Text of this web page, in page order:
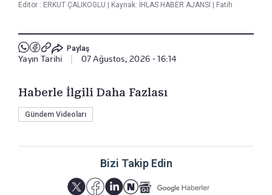
Editör : ERKUT ÇALIKOGLU Kaynak: İHLAS HABER AJANSI Fatih
Paylaş
Yayın Tarihi 07 Ağustos, 2026 - 16:14
Haberle İlgili Daha Fazlası
Gündem Videoları
Bizi Takip Edin